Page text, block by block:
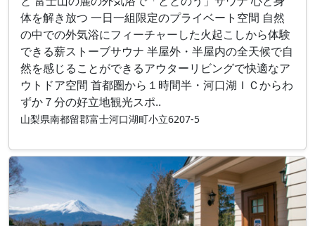
体を解き放つ 一日一組限定のプライベート空間 自然
の中での外気浴にフィーチャーした火起こしから体験
できる薪ストーブサウナ 半屋外・半屋内の全天候で自
然を感じることができるアウターリビングで快適なア
ウトドア空間 首都圏から１時間半・河口湖ＩＣからわ
ずか７分の好立地観光スポ..
山梨県南都留郡富士河口湖町小立6207-5